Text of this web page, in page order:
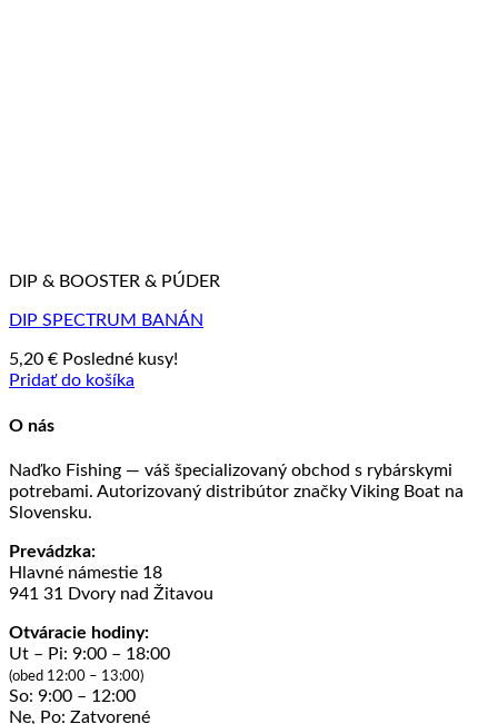
DIP & BOOSTER & PÚDER
DIP SPECTRUM BANÁN
5,20 € Posledné kusy!
Pridať do košíka
O nás
Naďko Fishing — váš špecializovaný obchod s rybárskymi
potrebami. Autorizovaný distribútor značky Viking Boat na
Slovensku.
Prevádzka:
Hlavné námestie 18
941 31 Dvory nad Žitavou
Otváracie hodiny:
Ut – Pi: 9:00 – 18:00
(obed 12:00 – 13:00)
So: 9:00 – 12:00
Ne, Po: Zatvorené